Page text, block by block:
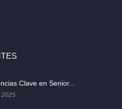
Clave en Senior...
2025